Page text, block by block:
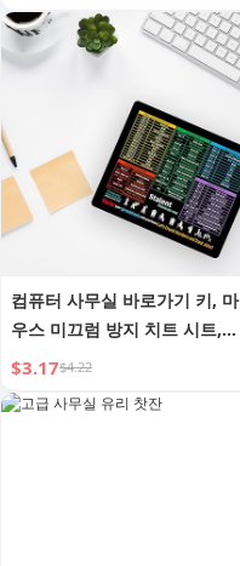
컴퓨터 사무실 바로가기 키, 마
우스 미끄럼 방지 치트 시트,
Excel/Word/PPT 직원 감사 선
물 (사무실, 11.8인치 x 9.8인치
9cm Smm 모두)
$3.17$4.22